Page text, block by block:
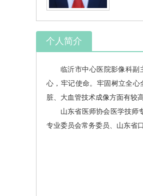
个人简介
临沂市中心医院影像科副
心，牢记使命。牢固树立全
脏、大血管技术成像方面有较高
山东省医师协会医学技师
专业委员会常务委员、山东省